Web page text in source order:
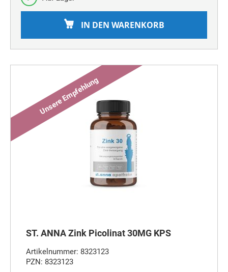
IN DEN WARENKORB
ST. ANNA Zink Picolinat 30MG KPS
Artikelnummer: 8323123
PZN: 8323123